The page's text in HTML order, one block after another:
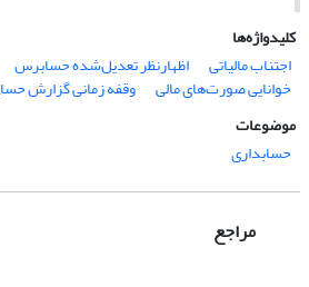
کلیدواژه‌ها
اجتناب مالیاتی
اظهارنظر تعدیل‌شده حسابرس
خوانایی صورت‌های مالی
وقفه زمانی گزارش
موضوعات
حسابداری
مراجع